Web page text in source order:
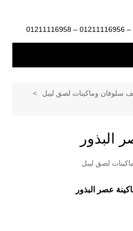
سلوفان وماكينات لصق ليبل
البذور
لصق ليبل
عصر البذور